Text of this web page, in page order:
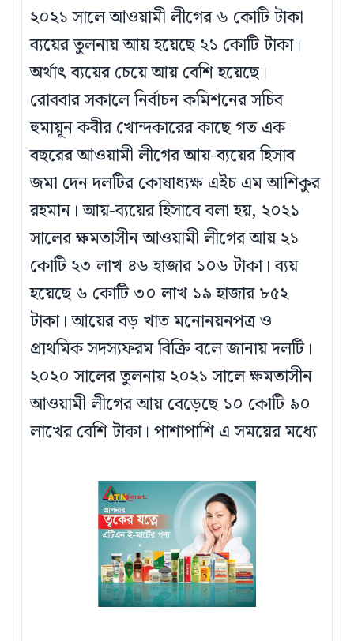
২০২১ সালে আওয়ামী লীগের ৬ কোটি টাকা
ব্যয়ের তুলনায় আয় হয়েছে ২১ কোটি টাকা।
অর্থাৎ ব্যয়ের চেয়ে আয় বেশি হয়েছে।
রোববার সকালে নির্বাচন কমিশনের সচিব
হুমায়ূন কবীর খোন্দকারের কাছে গত এক
বছরের আওয়ামী লীগের আয়-ব্যয়ের হিসাব
জমা দেন দলটির কোষাধ্যক্ষ এইচ এম আশিকুর
রহমান। আয়-ব্যয়ের হিসাবে বলা হয়, ২০২১
সালের ক্ষমতাসীন আওয়ামী লীগের আয় ২১
কোটি ২৩ লাখ ৪৬ হাজার ১০৬ টাকা। ব্যয়
হয়েছে ৬ কোটি ৩০ লাখ ১৯ হাজার ৮৫২
টাকা। আয়ের বড় খাত মনোনয়নপত্র ও
প্রাথমিক সদস্যফরম বিক্রি বলে জানায় দলটি।
২০২০ সালের তুলনায় ২০২১ সালে ক্ষমতাসীন
আওয়ামী লীগের আয় বেড়েছে ১০ কোটি ৯০
লাখের বেশি টাকা। পাশাপাশি এ সময়ের মধ্যে